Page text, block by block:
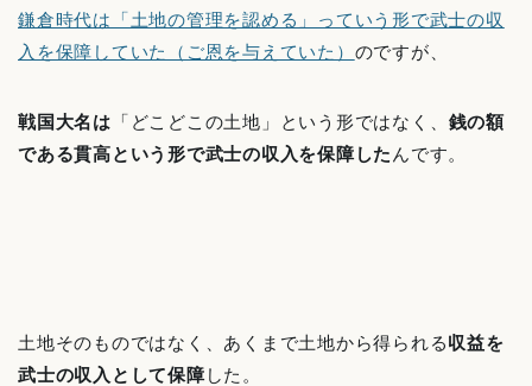
鎌倉時代は「土地の管理を認める」っていう形で武士の収
入を保障していた（ご恩を与えていた） のですが、
戦国大名は 「どこどこの土地」という形ではなく、 銭の額
である貫高という形で武士の収入を保障した んです。
土地そのものではなく、あくまで土地から得られる収益を
武士の収入として保障した。